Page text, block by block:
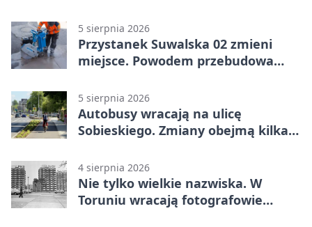
5 sierpnia 2026
Przystanek Suwalska 02 zmieni
miejsce. Powodem przebudowa
5 sierpnia 2026
Autobusy wracają na ulicę
Sobieskiego. Zmiany obejmą kilka
4 sierpnia 2026
Nie tylko wielkie nazwiska. W
Toruniu wracają fotografowie